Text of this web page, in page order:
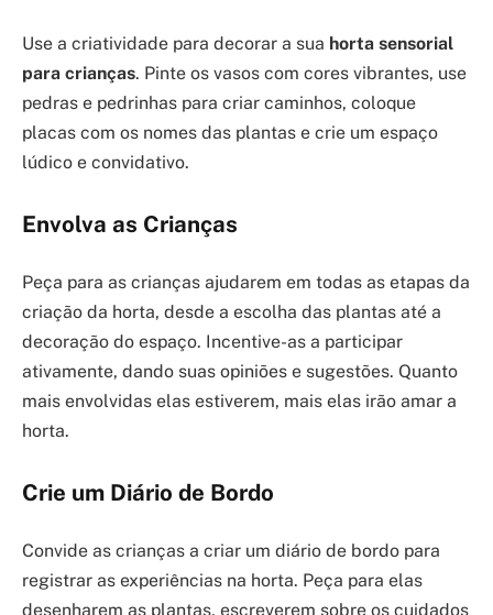
Use a criatividade para decorar a sua horta sensorial
para crianças. Pinte os vasos com cores vibrantes, use
pedras e pedrinhas para criar caminhos, coloque
placas com os nomes das plantas e crie um espaço
lúdico e convidativo.
Envolva as Crianças
Peça para as crianças ajudarem em todas as etapas da
criação da horta, desde a escolha das plantas até a
decoração do espaço. Incentive-as a participar
ativamente, dando suas opiniões e sugestões. Quanto
mais envolvidas elas estiverem, mais elas irão amar a
horta.
Crie um Diário de Bordo
Convide as crianças a criar um diário de bordo para
registrar as experiências na horta. Peça para elas
desenharem as plantas, escreverem sobre os cuidados